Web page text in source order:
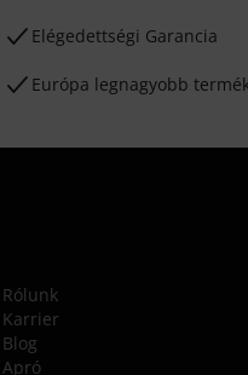
Elégedettségi Garancia
Európa legnagyobb
Rólunk
Karrier
Blog
Apró